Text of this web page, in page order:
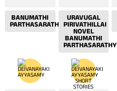
BANUMATHI
PARTHASARATHY
URAVUGAL
PIRIVATHILLAI
NOVEL
BANUMATHI
PARTHASARATHY